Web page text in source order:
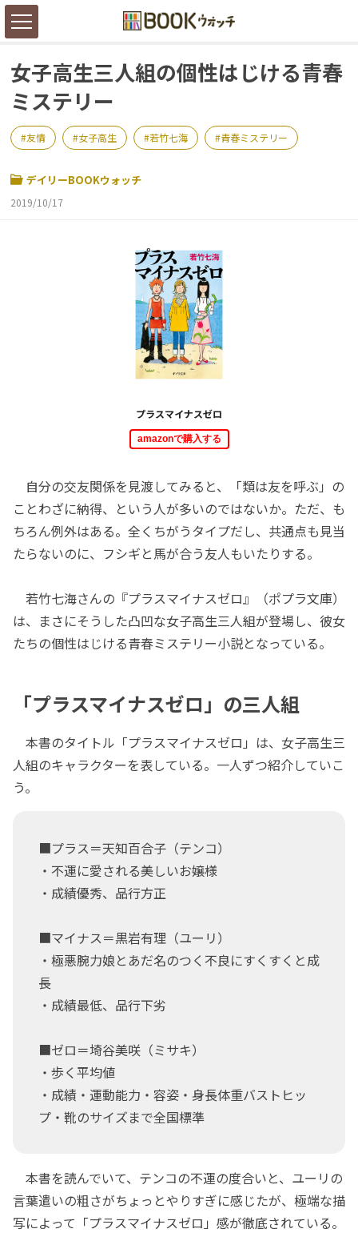
女子高生三人組の個性はじける青春
ミステリー
友情 女子高生 若竹七海 青春ミステリー
デイリーBOOKウォッチ
2019/10/17
プラスマイナスゼロ
amazonで購入する
自分の交友関係を見渡してみると、「類は友を呼ぶ」の
ことわざに納得、という人が多いのではないか。ただ、も
ちろん例外はある。全くちがうタイプだし、共通点も見当
たらないのに、フシギと馬が合う友人もいたりする。
若竹七海さんの『プラスマイナスゼロ』（ポプラ文庫）
は、まさにそうした凸凹な女子高生三人組が登場し、彼女
たちの個性はじける青春ミステリー小説となっている。
「プラスマイナスゼロ」の三人組
本書のタイトル「プラスマイナスゼロ」は、女子高生三
人組のキャラクターを表している。一人ずつ紹介していこ
う。
■プラス＝天知百合子（テンコ）
・不運に愛される美しいお嬢様
・成績優秀、品行方正
■マイナス＝黒岩有理（ユーリ）
・極悪腕力娘とあだ名のつく不良にすくすくと成
長
・成績最低、品行下劣
■ゼロ＝埼谷美咲（ミサキ）
・歩く平均値
・成績・運動能力・容姿・身長体重バストヒッ
プ・靴のサイズまで全国標準
本書を読んでいて、テンコの不運の度合いと、ユーリの
言葉遣いの粗さがちょっとやりすぎに感じたが、極端な描
写によって「プラスマイナスゼロ」感が徹底されている。